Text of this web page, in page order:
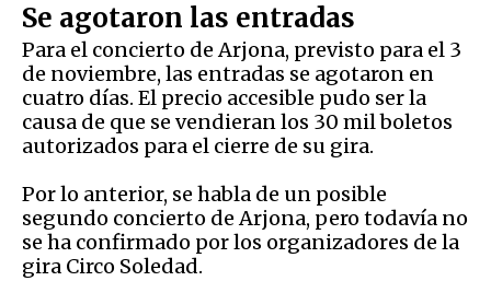
Se agotaron las entradas
Para el concierto de Arjona, previsto para el 3
de noviembre, las entradas se agotaron en
cuatro días. El precio accesible pudo ser la
causa de que se vendieran los 30 mil boletos
autorizados para el cierre de su gira.
Por lo anterior, se habla de un posible
segundo concierto de Arjona, pero todavía no
se ha confirmado por los organizadores de la
gira Circo Soledad.